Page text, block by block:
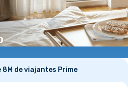
8M de viajantes Prime